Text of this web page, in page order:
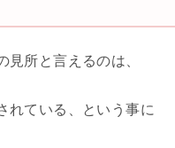
見所と言えるのは、
れている、という事に